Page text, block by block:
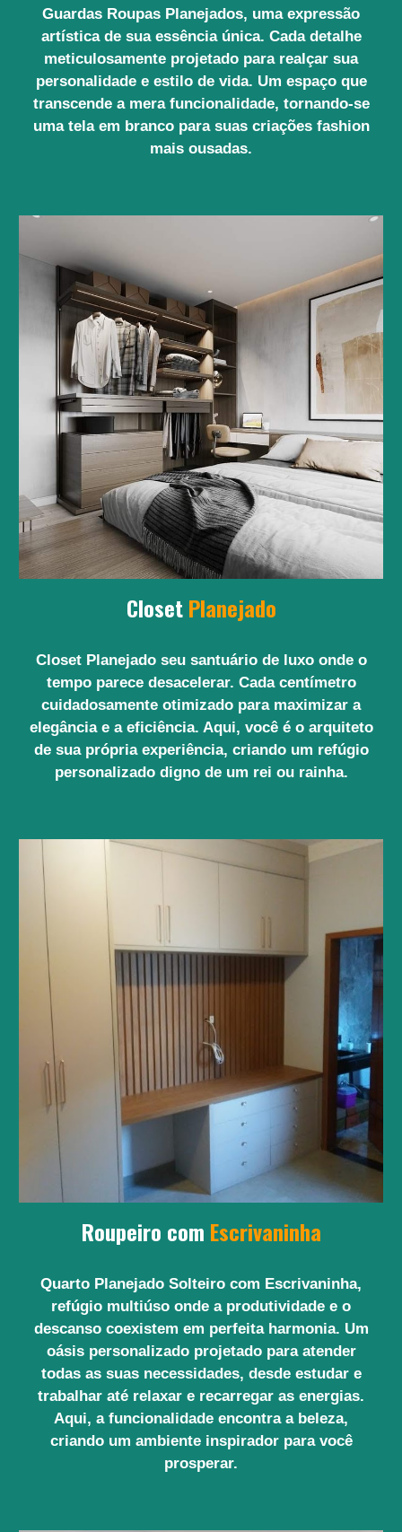
Guardas Roupas Planejados, uma expressão
artística de sua essência única. Cada detalhe
meticulosamente projetado para realçar sua
personalidade e estilo de vida. Um espaço que
transcende a mera funcionalidade, tornando-se
uma tela em branco para suas criações fashion
mais ousadas.
ClosetPlanejado
Closet Planejado seu santuário de luxo onde o
tempo parece desacelerar. Cada centímetro
cuidadosamente otimizado para maximizar a
elegância e a eficiência. Aqui, você é o arquiteto
de sua própria experiência, criando um refúgio
personalizado digno de um rei ou rainha.
Roupeiro com Escrivaninha
Quarto Planejado Solteiro com Escrivaninha,
refúgio multiúso onde a produtividade e o
descanso coexistem em perfeita harmonia. Um
oásis personalizado projetado para atender
todas as suas necessidades, desde estudar e
trabalhar até relaxar e recarregar as energias.
Aqui, a funcionalidade encontra a beleza,
criando um ambiente inspirador para você
prosperar.